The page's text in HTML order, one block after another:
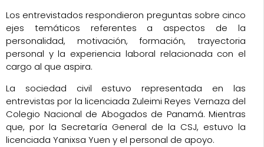
Los entrevistados respondieron preguntas sobre cinco
ejes temáticos referentes a aspectos de la
personalidad, motivación, formación, trayectoria
personal y la experiencia laboral relacionada con el
cargo al que aspira.
La sociedad civil estuvo representada en las
entrevistas por la licenciada Zuleimi Reyes Vernaza del
Colegio Nacional de Abogados de Panamá. Mientras
que, por la Secretaría General de la CSJ, estuvo la
licenciada Yanixsa Yuen y el personal de apoyo.